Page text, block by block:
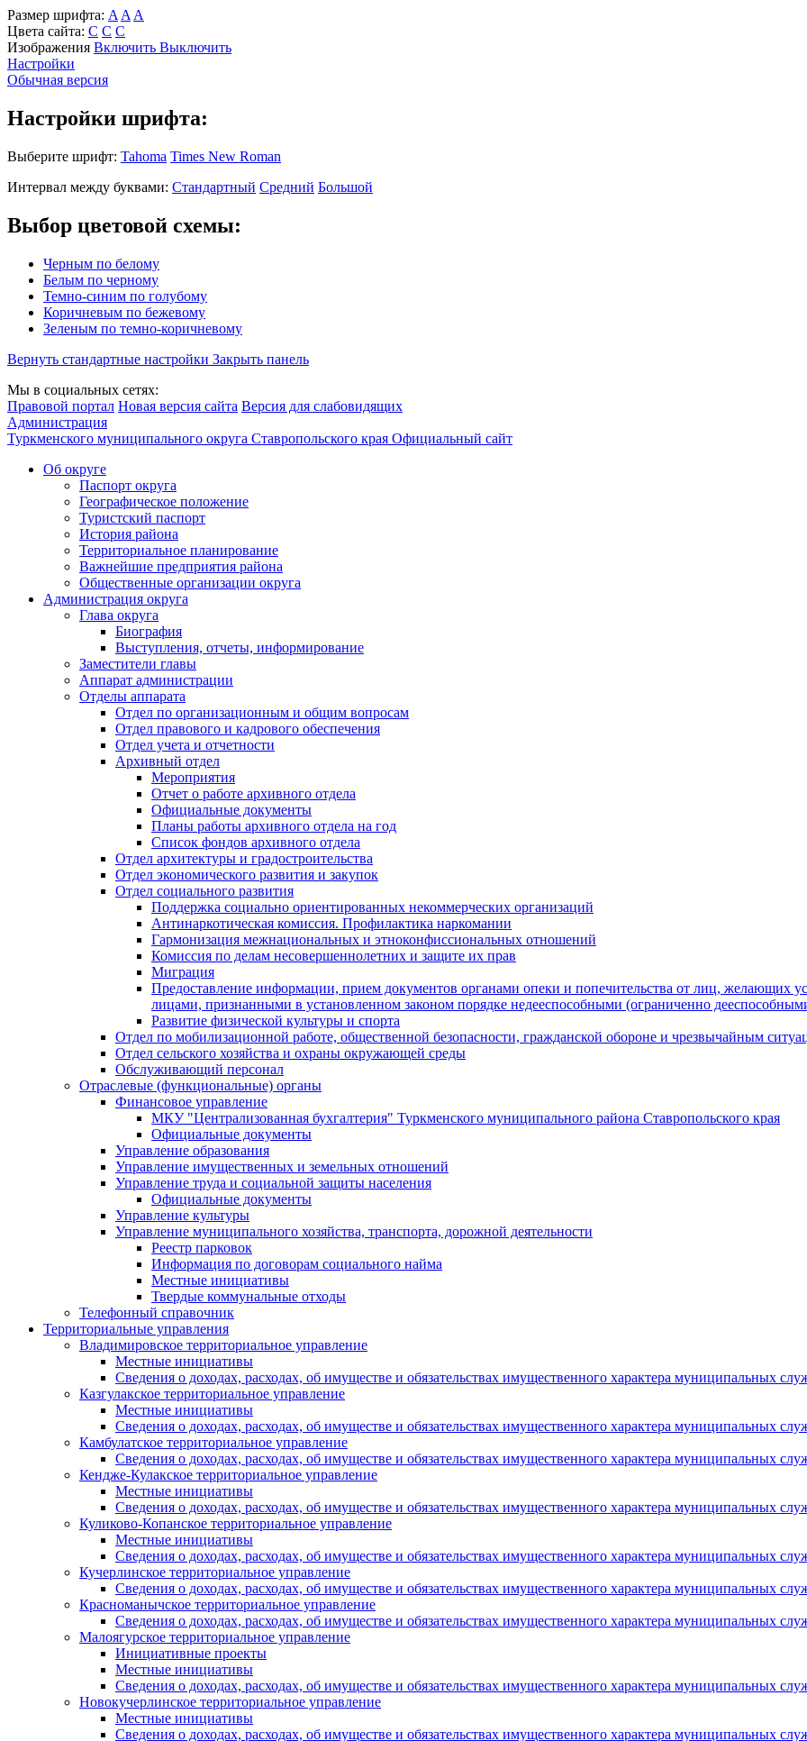
Размер шрифта: A A A
Цвета сайта: С С С
Изображения Включить Выключить
Настройки
Обычная версия
Настройки шрифта:
Выберите шрифт: Tahoma Times New Roman
Интервал между буквами: Стандартный Средний Большой
Выбор цветовой схемы:
Черным по белому
Белым по черному
Темно-синим по голубому
Коричневым по бежевому
Зеленым по темно-коричневому
Вернуть стандартные настройки Закрыть панель
Мы в социальных сетях:
Правовой портал Новая версия сайта Версия для слабовидящих
Администрация
Туркменского муниципального округа Ставропольского края Официальный сайт
Об округе
Паспорт округа
Географическое положение
Туристский паспорт
История района
Территориальное планирование
Важнейшие предприятия района
Общественные организации округа
Администрация округа
Глава округа
Биография
Выступления, отчеты, информирование
Заместители главы
Аппарат администрации
Отделы аппарата
Отдел по организационным и общим вопросам
Отдел правового и кадрового обеспечения
Отдел учета и отчетности
Архивный отдел
Мероприятия
Отчет о работе архивного отдела
Официальные документы
Планы работы архивного отдела на год
Список фондов архивного отдела
Отдел архитектуры и градостроительства
Отдел экономического развития и закупок
Отдел социального развития
Поддержка социально ориентированных некоммерческих организаций
Антинаркотическая комиссия. Профилактика наркомании
Гармонизация межнациональных и этноконфиссиональных отношений
Комиссия по делам несовершеннолетних и защите их прав
Миграция
Предоставление информации, прием документов органами опеки и попечительства от лиц, желающих
лицами, признанными в установленном законом порядке недееспособными (ограниченно
Развитие физической культуры и спорта
Отдел по мобилизационной работе, общественной безопасности, гражданской оборонe и чрезвычайным
Отдел сельского хозяйства и охраны окружающей среды
Обслуживающий персонал
Отраслевые (функциональные) органы
Финансовое управление
МКУ "Централизованная бухгалтерия" Туркменского муниципального района Ставропольского края
Официальные документы
Управление образования
Управление имущественных и земельных отношений
Управление труда и социальной защиты населения
Официальные документы
Управление культуры
Управление муниципального хозяйства, транспорта, дорожной деятельности
Реестр парковок
Информация по договорам социального найма
Местные инициативы
Твердые коммунальные отходы
Телефонный справочник
Территориальные управления
Владимировское территориальное управление
Местные инициативы
Сведения о доходах, расходах, об имуществе и обязательствах имущественного характера муниципальных
Казгулакское территориальное управление
Местные инициативы
Сведения о доходах, расходах, об имуществе и обязательствах имущественного характера муниципальных
Камбулатское территориальное управление
Сведения о доходах, расходах, об имуществе и обязательствах имущественного характера муниципальных
Кендже-Кулакское территориальное управление
Местные инициативы
Сведения о доходах, расходах, об имуществе и обязательствах имущественного характера муниципальных
Куликово-Копанское территориальное управление
Местные инициативы
Сведения о доходах, расходах, об имуществе и обязательствах имущественного характера муниципальных
Кучерлинское территориальное управление
Сведения о доходах, расходах, об имуществе и обязательствах имущественного характера муниципальных
Красноманычское территориальное управление
Сведения о доходах, расходах, об имуществе и обязательствах имущественного характера муниципальных
Малоягурское территориальное управление
Инициативные проекты
Местные инициативы
Сведения о доходах, расходах, об имуществе и обязательствах имущественного характера муниципальных
Новокучерлинское территориальное управление
Местные инициативы
Сведения о доходах, расходах, об имуществе и обязательствах имущественного характера муниципальных